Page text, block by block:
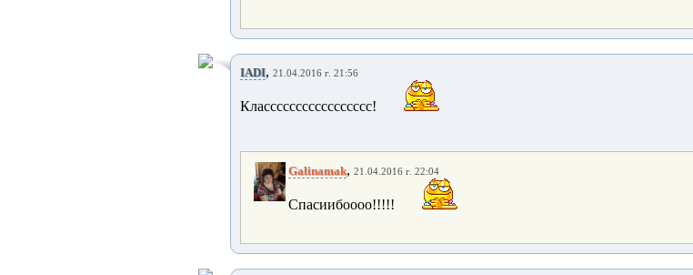
IADI, 21.04.2016 г. 21:56
Классссссссссссссссс!
Galinamak, 21.04.2016 г. 22:04
Спасиибоооо!!!!!